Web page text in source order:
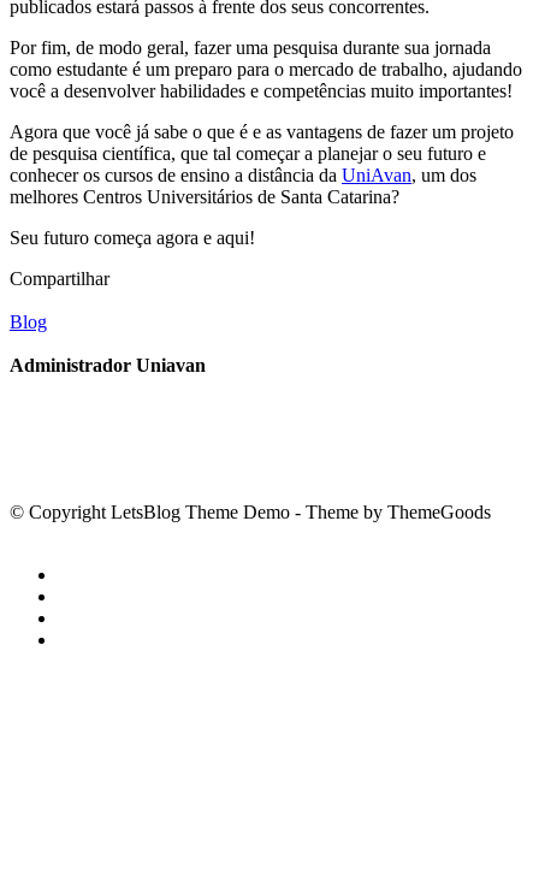
publicados estará passos à frente dos seus concorrentes.
Por fim, de modo geral, fazer uma pesquisa durante sua jornada
como estudante é um preparo para o mercado de trabalho, ajudando
você a desenvolver habilidades e competências muito importantes!
Agora que você já sabe o que é e as vantagens de fazer um projeto
de pesquisa científica, que tal começar a planejar o seu futuro e
conhecer os cursos de ensino a distância da UniAvan, um dos
melhores Centros Universitários de Santa Catarina?
Seu futuro começa agora e aqui!
Compartilhar
Blog
Administrador Uniavan
© Copyright LetsBlog Theme Demo - Theme by ThemeGoods